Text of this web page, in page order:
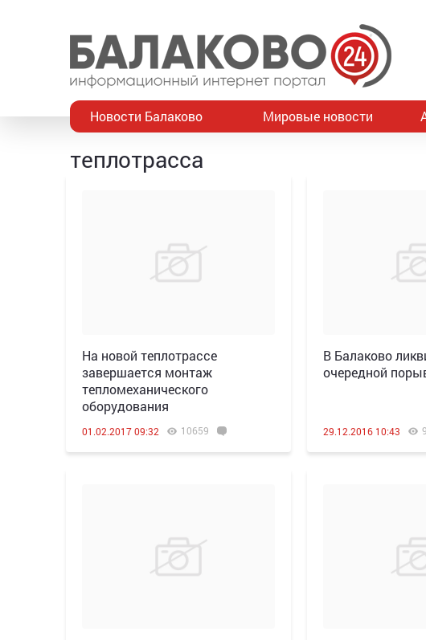
Новости Балаково Мировые новости
теплотрасса
На новой теплотрассе
завершается монтаж
тепломеханического
оборудования
01.02.2017 09:32 10659
В Балаково
очередной
29.12.2016 10:43